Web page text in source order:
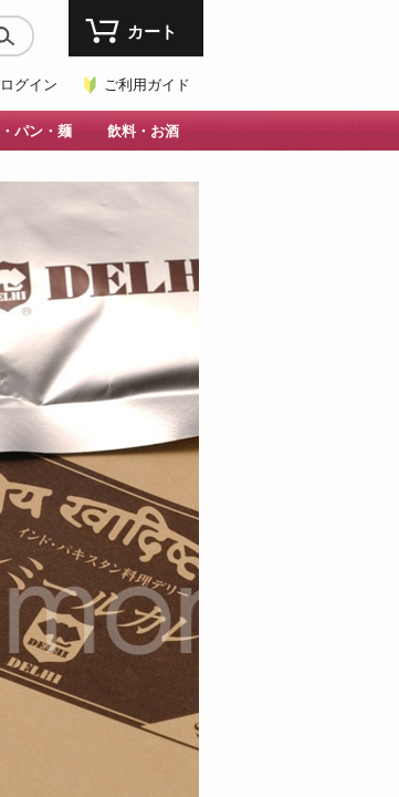
グイン ご利用ガイド
カート
パン・麺 飲料・お酒